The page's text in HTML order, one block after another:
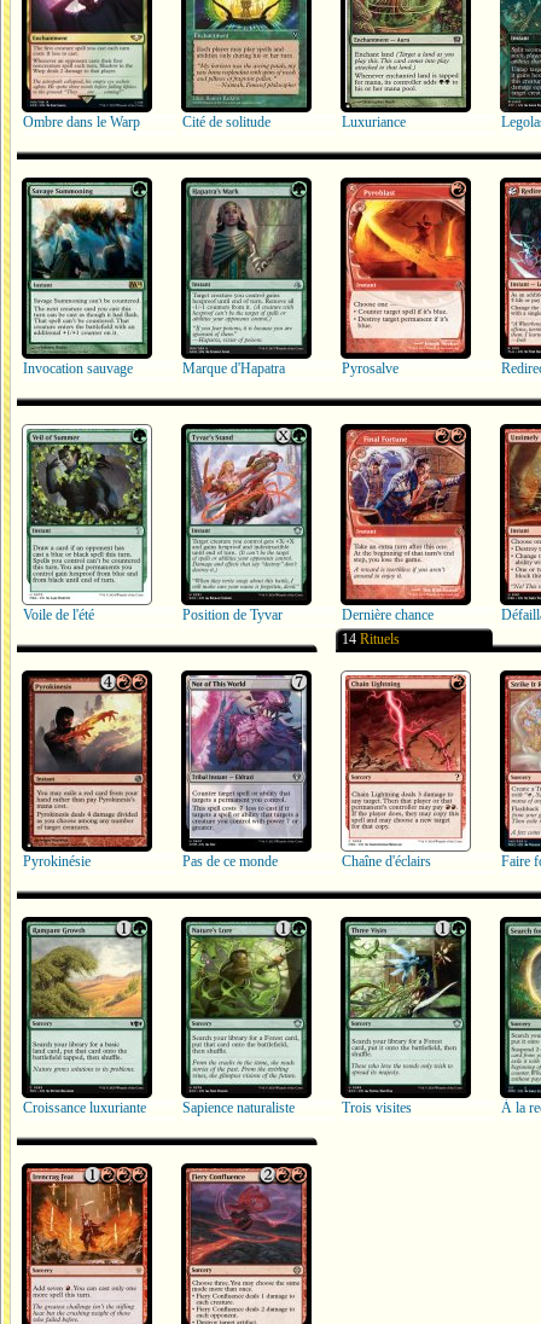
Ombre dans le Warp Cité de solitude Luxuriance
Invocation sauvage Marque d'Hapatra Pyrosalve
Voile de l'été Position de Tyvar Dernière chance
Pyrokinésie Pas de ce monde
14 Rituels
Chaîne d'éclairs Faire
Croissance luxuriante Sapience naturaliste Trois visites À la